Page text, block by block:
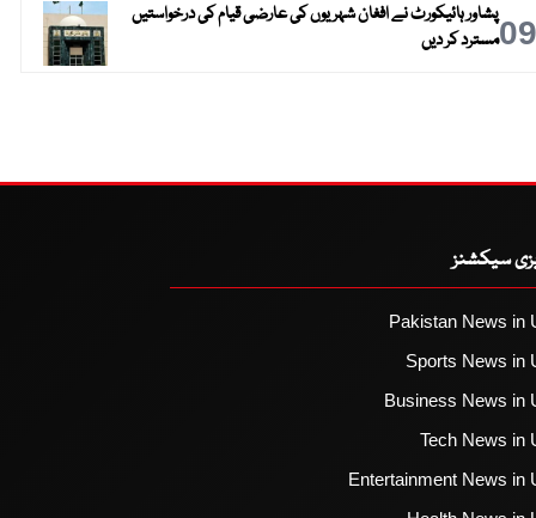
09پشاور ہائیکورٹ نے افغان شہریوں کی عارضی قیام کی درخواستیں
مسترد کر دیں
سیکشنز
Pakistan News in
Sports News in
Business News in
Tech News in
Entertainment News in